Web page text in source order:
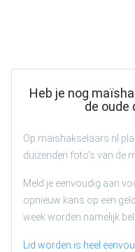
Heb je nog
de oude
Op maishakselaars.nl
duizenden foto's van de
Meld je eenvoudig aan
opnieuw kans op een
week worden namelijk
Lid worden is heel